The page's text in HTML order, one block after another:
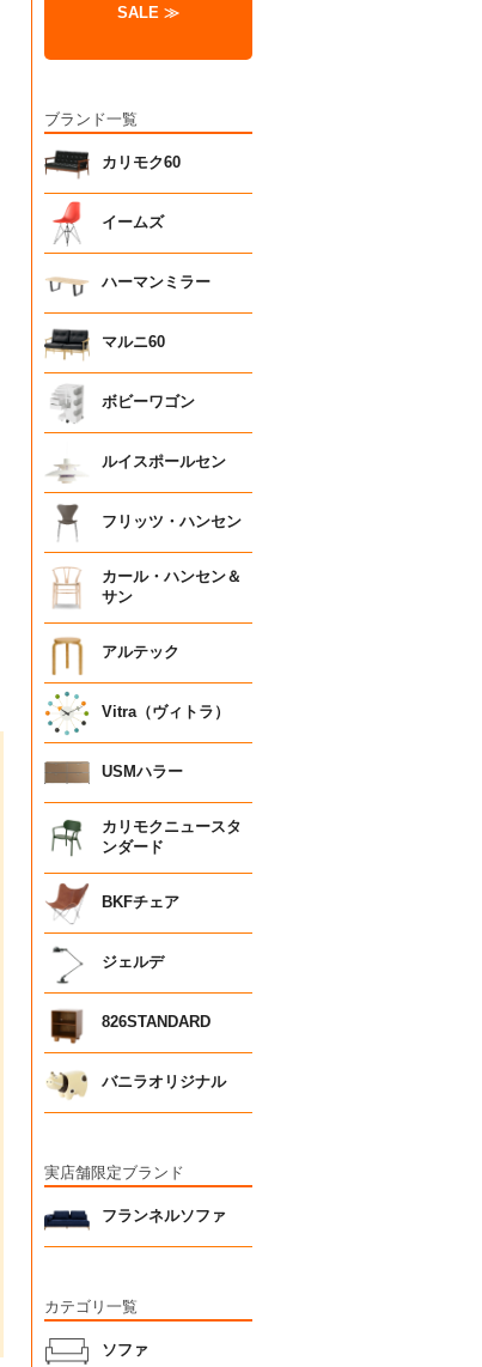
SALE ≫
ブランド一覧
カリモク60
イームズ
ハーマンミラー
マルニ60
ボビーワゴン
ルイスポールセン
フリッツ・ハンセン
カール・ハンセン＆
サン
アルテック
Vitra（ヴィトラ）
USMハラー
カリモクニュースタ
ンダード
BKFチェア
ジェルデ
826STANDARD
バニラオリジナル
実店舗限定ブランド
フランネルソファ
カテゴリ一覧
ソファ